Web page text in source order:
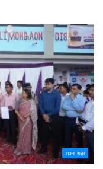
अपना शहर